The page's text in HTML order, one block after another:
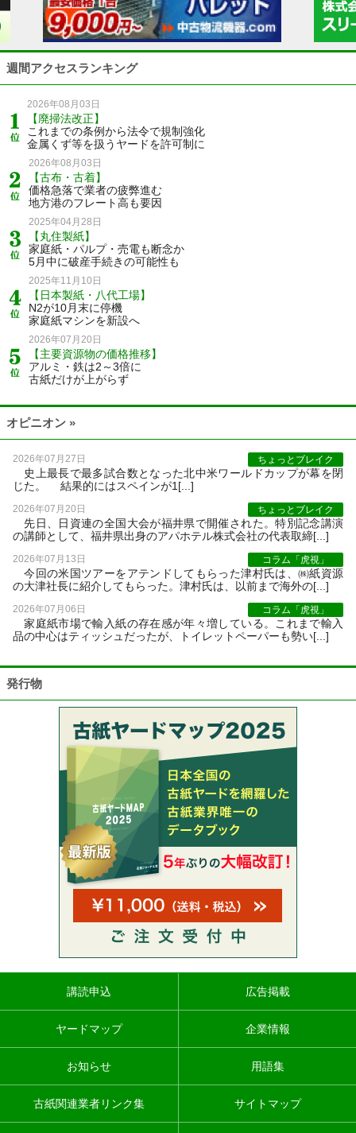
週間アクセスランキング
2026年08月03日
【廃掃法改正】
これまでの条例から法令で規制強化
金属くず等を扱うヤードを許可制に
2026年08月03日
【古布・古着】
価格急落で業者の疲弊進む
地方港のフレート高も要因
2025年04月28日
【丸住製紙】
家庭紙・パルプ・売電も断念か
5月中に破産手続きの可能性も
2025年11月10日
【日本製紙・八代工場】
N2が10月末に停機
家庭紙マシンを新設へ
2026年07月20日
【主要資源物の価格推移】
アルミ・鉄は2～3倍に
古紙だけが上がらず
オピニオン »
2026年07月27日 ちょっとブレイク
史上最長で最多試合数となった北中米ワールドカップが幕を閉
じた。 結果的にはスペインが1[...]
2026年07月20日 ちょっとブレイク
先日、日資連の全国大会が福井県で開催された。特別記念講演
の講師として、福井県出身のアパホテル株式会社の代表取締[...]
2026年07月13日 コラム「虎視」
今回の米国ツアーをアテンドしてもらった津村氏は、㈱紙資源
の大津社長に紹介してもらった。津村氏は、以前まで海外の[...]
2026年07月06日 コラム「虎視」
家庭紙市場で輸入紙の存在感が年々増している。これまで輸入
品の中心はティッシュだったが、トイレットペーパーも勢い[...]
発行物
講読申込 広告掲載
ヤードマップ 企業情報
お知らせ 用語集
古紙関連業者リンク集 サイトマップ